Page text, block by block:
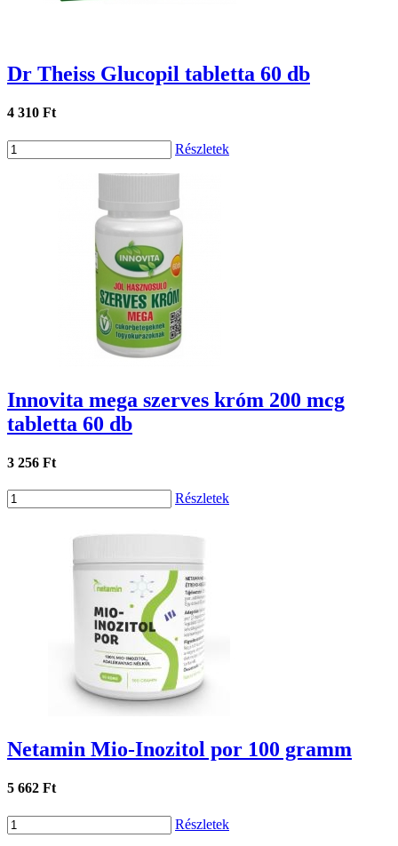
Dr Theiss Glucopil tabletta 60 db
4 310 Ft
Részletek
Innovita mega szerves króm 200 mcg
tabletta 60 db
3 256 Ft
Részletek
Netamin Mio-Inozitol por 100 gramm
5 662 Ft
Részletek